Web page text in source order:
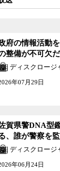
けると、地方自
いなかったり閲
決定過程を確認す
が問題になってい
なければ、地方政
主主義の一丁目一
スだけでも確認し
市民生活に直結す
関心が低い地方自
リアリングハウス
府の情報活動
整備が不可欠だ
ディスクロージ
年07月29日
賀県警DNA型
、誰が警察を
ディスクロージ
年06月24日